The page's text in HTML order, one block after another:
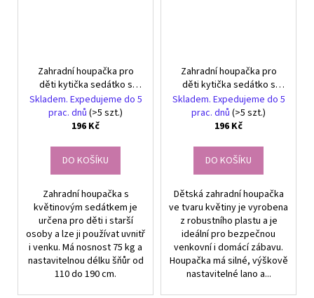
Zahradní houpačka pro
děti kytička sedátko s
lanem na strom
Skladem. Expedujeme do 5
prac. dnů (>5 szt.)
196 Kč
DO KOŠÍKU
Zahradní houpačka s
květinovým sedátkem je
určena pro děti i starší
osoby a lze ji používat uvnitř
i venku. Má nosnost 75 kg a
nastavitelnou délku šňůr od
110 do 190 cm.
Zahradní houpačka pro
děti kytička sedátko s
lanem na strom
Skladem. Expedujeme do 5
prac. dnů (>5 szt.)
196 Kč
DO KOŠÍKU
Dětská zahradní houpačka
ve tvaru květiny je vyrobena
z robustního plastu a je
ideální pro bezpečnou
venkovní i domácí zábavu.
Houpačka má silné, výškově
nastavitelné lano a...